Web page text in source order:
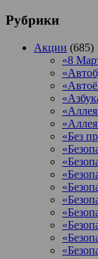
Рубрики
Акции (685)
«8
«Без